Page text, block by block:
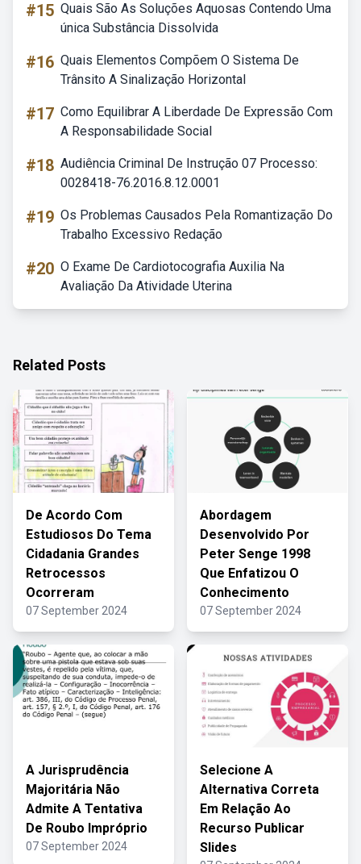
#15 Quais São As Soluções Aquosas Contendo Uma
única Substância Dissolvida
#16 Quais Elementos Compõem O Sistema De
Trânsito A Sinalização Horizontal
#17 Como Equilibrar A Liberdade De Expressão Com
A Responsabilidade Social
#18 Audiência Criminal De Instrução 07 Processo:
0028418-76.2016.8.12.0001
#19 Os Problemas Causados Pela Romantização Do
Trabalho Excessivo Redação
#20 O Exame De Cardiotocografia Auxilia Na
Avaliação Da Atividade Uterina
Related Posts
De Acordo Com
Estudiosos Do Tema
Cidadania Grandes
Retrocessos
Ocorreram
07 September 2024
Abordagem
Desenvolvido Por
Peter Senge 1998
Que Enfatizou O
Conhecimento
07 September 2024
A Jurisprudência
Majoritária Não
Admite A Tentativa
De Roubo Impróprio
07 September 2024
Selecione A
Alternativa Correta
Em Relação Ao
Recurso Publicar
Slides